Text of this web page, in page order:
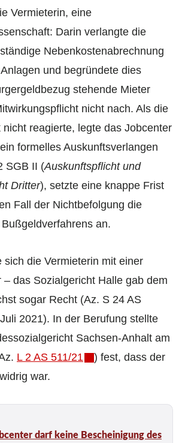
Vermieterin, eine
Darin verlangte die
Nebenkostenabrechnung
und begründete dies
stehende Mieter
nicht nach. Als die
nicht reagierte, legte das Jobcenter
formelles Auskunftsverlangen
SGB II (Auskunftspflicht und
Dritter), setzte eine knappe Frist
Fall der Nichtbefolgung die
an.
sich die Vermieterin mit einer
– das Sozialgericht Halle gab dem
sogar Recht (Az. S 24 AS
2021). In der Berufung stellte
Sachsen-Anhalt am
L 2 AS 511/21
) fest, dass der
war.
darf keine Bescheinigung des